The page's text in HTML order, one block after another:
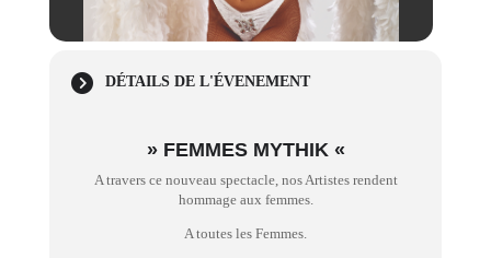
DÉTAILS DE L'ÉVENEMENT
» FEMMES MYTHIK «
A travers ce nouveau spectacle, nos Artistes rendent
hommage aux femmes.
A toutes les Femmes.